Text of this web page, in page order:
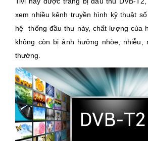
xem nhiều kênh truyền hình kỹ thuật
hệ thống đầu thu này, chất lượng của
không còn bị ảnh hưởng nhòe, nhiễu,
thường.